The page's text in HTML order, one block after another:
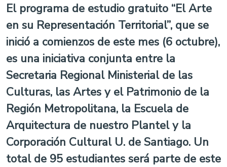
El programa de estudio gratuito “El Arte
en su Representación Territorial”, que se
inició a comienzos de este mes (6 octubre),
es una iniciativa conjunta entre la
Secretaria Regional Ministerial de las
Culturas, las Artes y el Patrimonio de la
Región Metropolitana, la Escuela de
Arquitectura de nuestro Plantel y la
Corporación Cultural U. de Santiago. Un
total de 95 estudiantes será parte de este